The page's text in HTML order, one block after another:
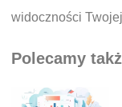
widoczności
Polecamy